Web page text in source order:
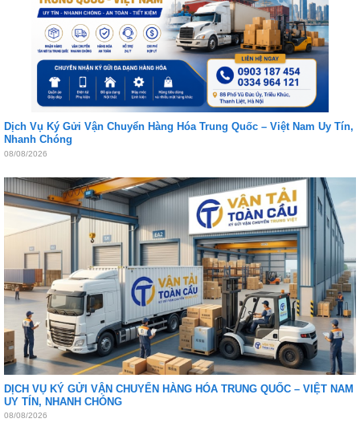
Dịch Vụ Ký Gửi Vận Chuyển Hàng Hóa Trung Quốc – Việt Nam Uy Tín,
Nhanh Chóng
08/08/2026
DỊCH VỤ KÝ GỬI VẬN CHUYỂN HÀNG HÓA TRUNG QUỐC – VIỆT NAM
UY TÍN, NHANH CHÓNG
08/08/2026